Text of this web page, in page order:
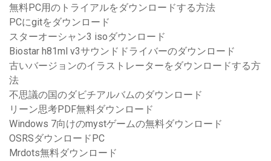
無料PC用のトライアルをダウンロードする方法
PCにgitをダウンロード
スターオーシャン3 isoダウンロード
Biostar h81ml v3サウンドドライバーのダウンロード
古いバージョンのイラストレーターをダウンロードする方
法
不思議の国のダビチアルバムのダウンロード
リーン思考PDF無料ダウンロード
Windows 7向けのmystゲームの無料ダウンロード
OSRSダウンロードPC
Mrdots無料ダウンロード